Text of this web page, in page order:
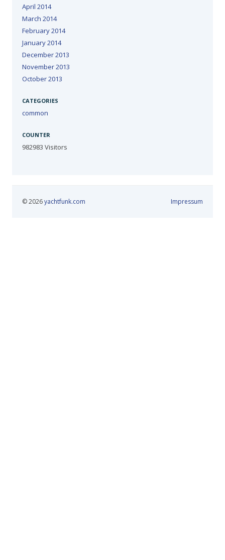
April 2014
March 2014
February 2014
January 2014
December 2013
November 2013
October 2013
CATEGORIES
common
COUNTER
982983 Visitors
© 2026yachtfunk.com Impressum